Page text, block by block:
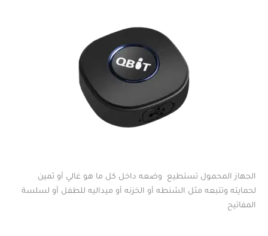
الجهاز المحمول تستطيع وضعه داخل كل ما هو غالي أو ثمين
لحمايته وتتبعه مثل الشنطه أو الخزنه أو ميداليه للطفل أو لسلسة
المفاتيح